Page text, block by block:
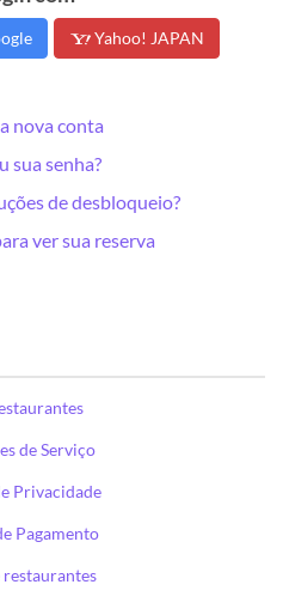
Yahoo! JAPAN
nova conta
sua senha?
de desbloqueio?
ver sua reserva
de Serviço
Privacidade
Pagamento
restaurantes